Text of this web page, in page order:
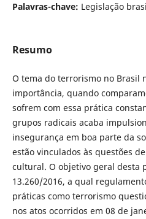
Palavras-chave: Legislação
Resumo
O tema do terrorismo no Brasil
importância, quando
sofrem com essa prática
grupos radicais acaba
insegurança em boa parte da
estão vinculados às questões
cultural. O objetivo geral desta
13.260/2016, a qual
práticas como terrorismo
nos atos ocorridos em 08 de